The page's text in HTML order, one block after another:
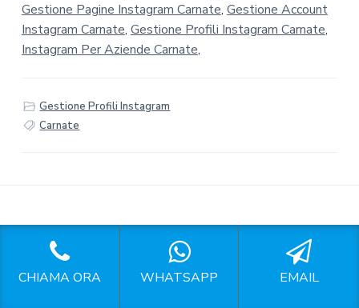
Gestione Pagine Instagram Carnate, Gestione Account
Instagram Carnate, Gestione Profili Instagram Carnate,
Instagram Per Aziende Carnate,
Gestione Profili Instagram
Carnate
Seguici sui Social
CHIAMA ORA WHATSAPP EMAIL